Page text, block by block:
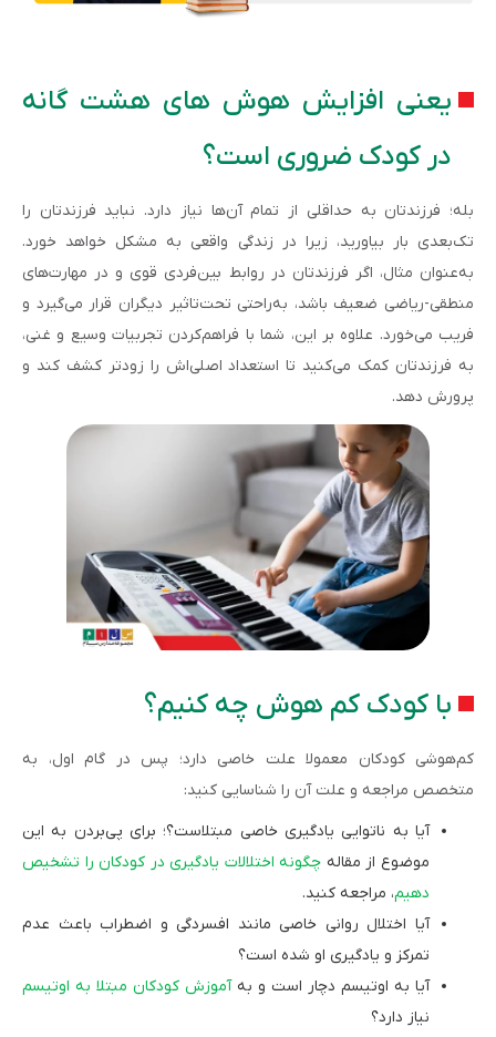
یعنی افزایش هوش های هشت گانه
در کودک ضروری است؟
بله؛ فرزندتان به حداقلی از تمام آن‌ها نیاز دارد. نباید فرزندتان را
تک‌بعدی بار بیاورید، زیرا در زندگی واقعی به مشکل خواهد خورد.
به‌عنوان مثال، اگر فرزندتان در روابط بین‌فردی قوی و در مهارت‌های
منطقی-ریاضی ضعیف باشد، به‌راحتی تحت‌تاثیر دیگران قرار می‌گیرد و
فریب می‌خورد. علاوه بر این، شما با فراهم‌کردن تجربیات وسیع و غنی،
به فرزندتان کمک می‌کنید تا استعداد اصلی‌اش را زودتر کشف کند و
پرورش دهد.
با کودک کم هوش چه کنیم؟
کم‌هوشی کودکان معمولا علت خاصی دارد؛ پس در گام اول، به
متخصص مراجعه و علت آن را شناسایی کنید:
آیا به ناتوایی یادگیری خاصی مبتلاست؟؛ برای پی‌بردن به این
موضوع از مقاله چگونه اختلالات یادگیری در کودکان را تشخیص
دهیم، مراجعه کنید.
آیا اختلال روانی خاصی مانند افسردگی و اضطراب باعث عدم
تمرکز و یادگیری او شده است؟
آیا به اوتیسم دچار است و بهآموزش کودکان مبتلا به اوتیسم
نیاز دارد؟